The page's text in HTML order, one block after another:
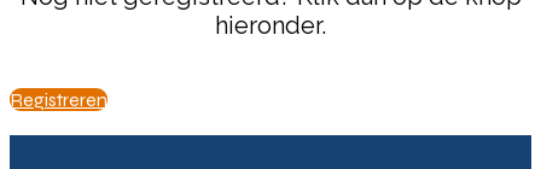
hieronder.
Registreren